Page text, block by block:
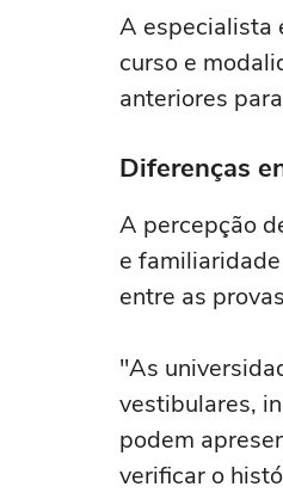
A especialista
curso e
anteriores
Diferenças
A percepção
e
entre as
"As
vestibulares,
podem
verificar o